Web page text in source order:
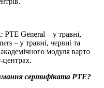
PTE General – у травні,
– у травні, червні та
модуля варто
центрах.
сертифіката PTE?